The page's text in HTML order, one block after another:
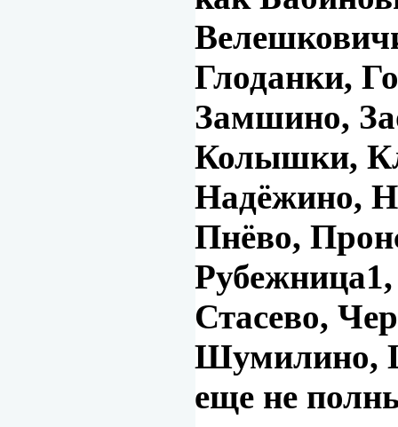
Глоданки,
Замшино,
Колышки,
Надёжино,
Пнёво,
Стасево,
Шумилино,
еще не